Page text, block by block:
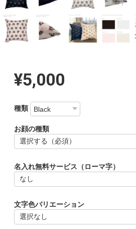
¥5,000
種類
お顔の種類
名入れ無料サービス（ローマ字）
文字色バリエーション